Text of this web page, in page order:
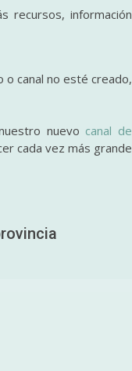
recursos, información
o canal no esté creado,
nuevo canal de
cada vez más grande